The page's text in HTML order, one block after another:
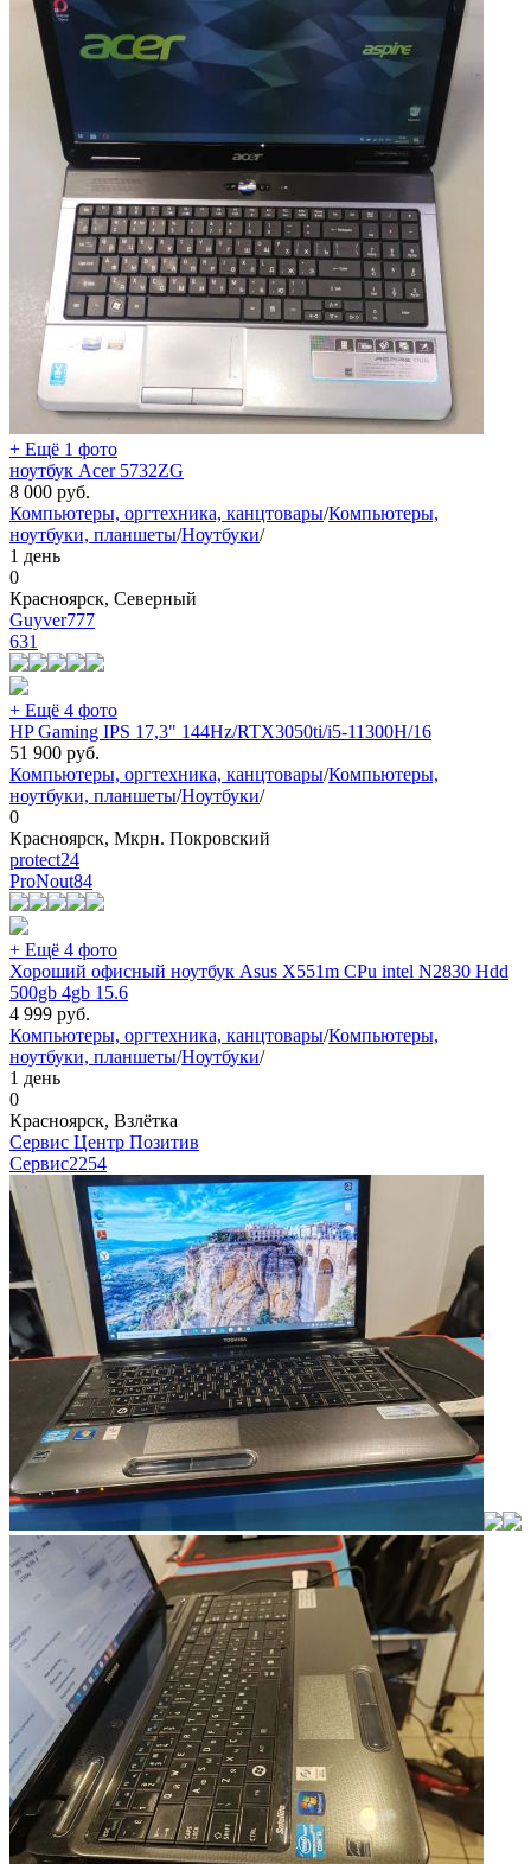
+ Ещё 1 фото
ноутбук Acer 5732ZG
8 000 руб.
Компьютеры, оргтехника, канцтовары/Компьютеры,
ноутбуки, планшеты/Ноутбуки/
1 день
0
Красноярск, Северный
Guyver777
631
+ Ещё 4 фото
HP Gaming IPS 17,3" 144Hz/RTX3050ti/i5-11300H/16
51 900 руб.
Компьютеры, оргтехника, канцтовары/Компьютеры,
ноутбуки, планшеты/Ноутбуки/
0
Красноярск, Мкрн. Покровский
protect24
ProNout84
+ Ещё 4 фото
Хороший офисный ноутбук Asus X551m CPu intel N2830 Hdd
500gb 4gb 15.6
4 999 руб.
Компьютеры, оргтехника, канцтовары/Компьютеры,
ноутбуки, планшеты/Ноутбуки/
1 день
0
Красноярск, Взлётка
Сервис Центр Позитив
Сервис2254